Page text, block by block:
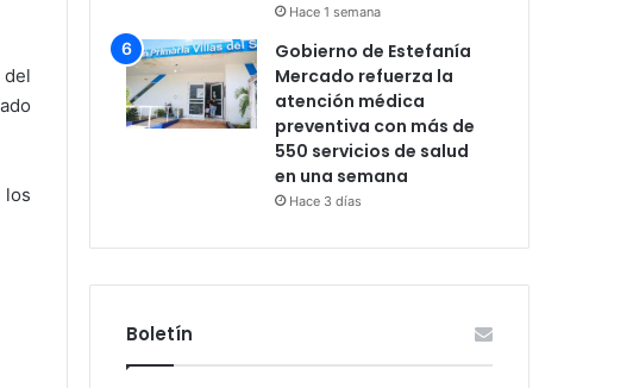
los
Hace 1 semana
Gobierno de Estefanía
Mercado refuerza la
atención médica
preventiva con más de
550 servicios de salud
en una semana
Hace 3 días
Boletín